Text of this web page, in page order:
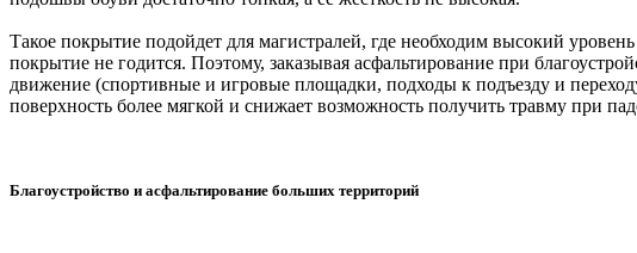
Такое покрытие подойдет для магистралей, где необходим высокий
покрытие не годится. Поэтому, заказывая асфальтирование при
движение (спортивные и игровые площадки, подходы к подъезду и
поверхность более мягкой и снижает возможность получить травму при
Благоустройство и асфальтирование больших территорий